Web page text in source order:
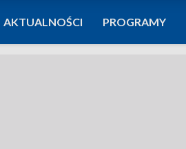
AKTUALNOŚCI PROGRAMY